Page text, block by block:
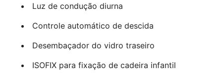
Luz de condução diurna
Controle automático de descida
Desembaçador do vidro traseiro
ISOFIX para fixação de cadeira infantil